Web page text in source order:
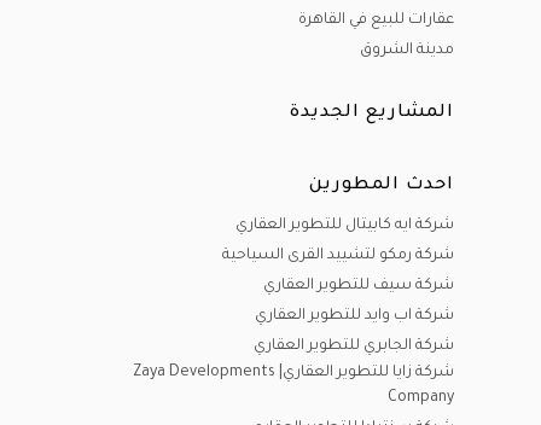
عقارات للبيع في القاهرة
مدينة الشروق
المشاريع الجديدة
احدث المطورين
شركة ايه كابيتال للتطوير العقاري
شركة رمكو لتشييد القرى السياحية
شركة سيف للتطوير العقاري
شركة اب وايد للتطوير العقاري
شركة الجابري للتطوير العقاري
شركة زايا للتطوير العقاري| Zaya Developments
Company